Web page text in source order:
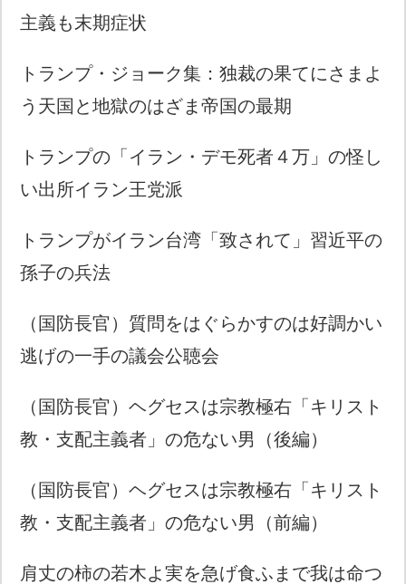
主義も末期症状
トランプ・ジョーク集：独裁の果てにさまよ
う天国と地獄のはざま帝国の最期
トランプの「イラン・デモ死者４万」の怪し
い出所イラン王党派
トランプがイラン台湾「致されて」習近平の
孫子の兵法
（国防長官）質問をはぐらかすのは好調かい
逃げの一手の議会公聴会
（国防長官）ヘグセスは宗教極右「キリスト
教・支配主義者」の危ない男（後編）
（国防長官）ヘグセスは宗教極右「キリスト
教・支配主義者」の危ない男（前編）
肩丈の柿の若木よ実を急げ食ふまで我は命つ